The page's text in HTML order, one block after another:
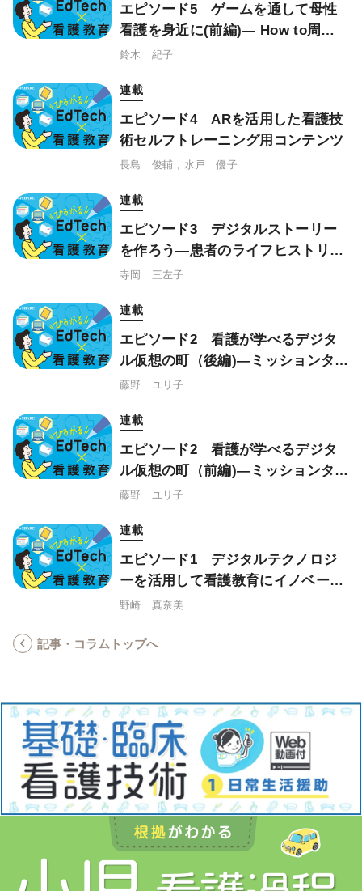
エピソード5 ゲームを通して母性
看護を身近に(前編)― How to周産
期ロールプレイングゲーム
鈴木 紀子
連載
エピソード4 ARを活用した看護技
術セルフトレーニング用コンテンツ
長島 俊輔，水戸 優子
連載
エピソード3 デジタルストーリー
を作ろう—患者のライフヒストリー
をイメージした短編動画
寺岡 三左子
連載
エピソード2 看護が学べるデジタ
ル仮想の町（後編)―ミッションタウ
ンができるまで
藤野 ユリ子
連載
エピソード2 看護が学べるデジタ
ル仮想の町（前編)―ミッションタウ
ンへようこそ！
藤野 ユリ子
連載
エピソード1 デジタルテクノロジ
ーを活用して看護教育にイノベーシ
ョンを起こそう
野崎 真奈美
記事・コラムトップへ